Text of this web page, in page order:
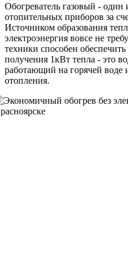
Обогреватель газовый -
отопительных приборов за
Источником образования
электроэнергия вовсе не
техники способен
получения 1кВт тепла - это
работающий на горячей воде
отопления.